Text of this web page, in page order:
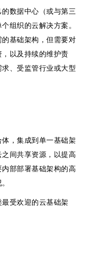
数据中心（或与第三
组织的云解决方案。
基础架构，但需要对
以及持续的维护责
、受监管行业或大型
，集成到单一基础架
间共享资源，以提高
部部署基础架构的高
受欢迎的云基础架